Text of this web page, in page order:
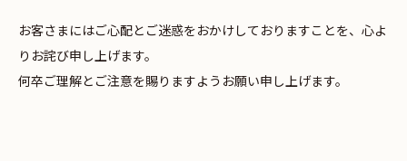
お客さまにはご心配とご迷惑をおかけしておりますことを、心よ
りお詫び申し上げます。
何卒ご理解とご注意を賜りますようお願い申し上げます。